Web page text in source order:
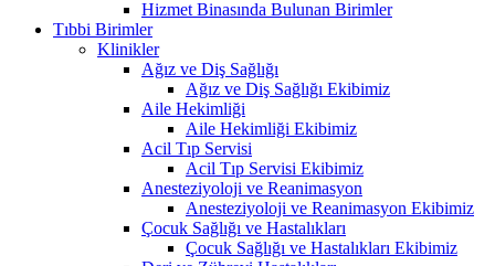
Hizmet Binasında Bulunan Birimler
Tıbbi Birimler
Klinikler
Ağız ve Diş Sağlığı
Ağız ve Diş Sağlığı Ekibimiz
Aile Hekimliği
Aile Hekimliği Ekibimiz
Acil Tıp Servisi
Acil Tıp Servisi Ekibimiz
Anesteziyoloji ve Reanimasyon
Anesteziyoloji ve Reanimasyon Ekibimiz
Çocuk Sağlığı ve Hastalıkları
Çocuk Sağlığı ve Hastalıkları Ekibimiz